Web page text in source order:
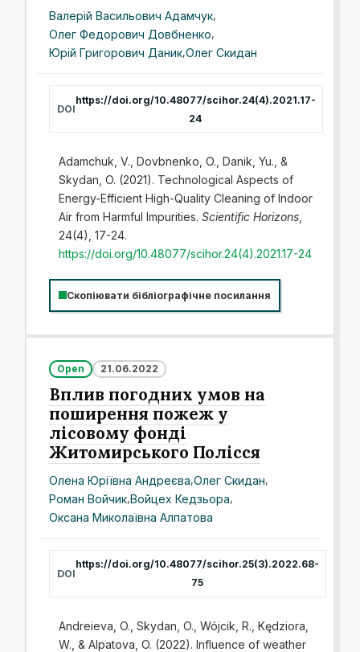
Валерій Васильович Адамчук,
Олег Федорович Довбненко,
Юрій Григорович Даник,Олег Скидан
DOI
https://doi.org/10.48077/scihor.24(4).2021.17-
24
Adamchuk, V., Dovbnenko, O., Danik, Yu., &
Skydan, O. (2021). Technological Aspects of
Energy-Efficient High-Quality Cleaning of Indoor
Air from Harmful Impurities. Scientific Horizons,
24(4), 17-24.
https://doi.org/10.48077/scihor.24(4).2021.17-24
Скопіювати бібліографічне посилання
Open 21.06.2022
Вплив погодних умов на
поширення пожеж у
лісовому фонді
Житомирського Полісся
Олена Юріївна Андреєва,Олег Скидан,
Роман Войчик,Войцех Кедзьора,
Оксана Миколаївна Алпатова
DOI
https://doi.org/10.48077/scihor.25(3).2022.68-
75
Andreieva, O., Skydan, O., Wójcik, R., Kędziora,
W., & Alpatova, O. (2022). Influence of weather